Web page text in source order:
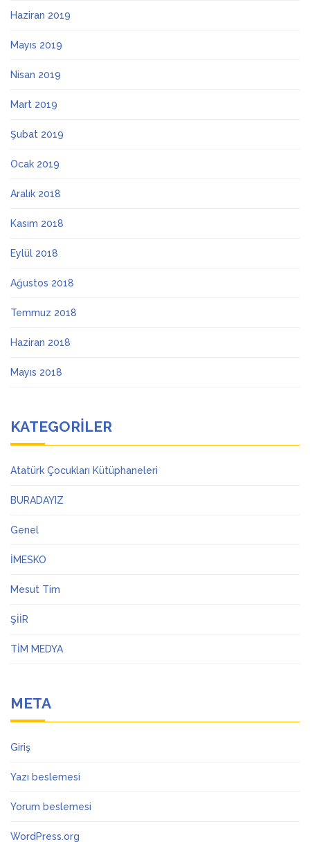
Haziran 2019
Mayıs 2019
Nisan 2019
Mart 2019
Şubat 2019
Ocak 2019
Aralık 2018
Kasım 2018
Eylül 2018
Ağustos 2018
Temmuz 2018
Haziran 2018
Mayıs 2018
KATEGORILER
Atatürk Çocukları Kütüphaneleri
BURADAYIZ
Genel
İMESKO
Mesut Tim
ŞİİR
TİM MEDYA
META
Giriş
Yazı beslemesi
Yorum beslemesi
WordPress.org